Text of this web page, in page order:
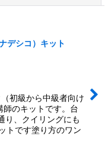
デシコ）キット
級から中級者向け
師のキットです。台
り、クイリングにも
トです塗り方のワン